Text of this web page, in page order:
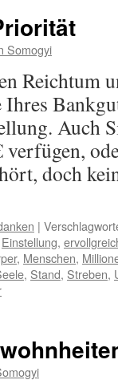
Somogyi
Reichtum
Auch
doch
|
Einstellung,
, Menschen,
, Stand, Streben,